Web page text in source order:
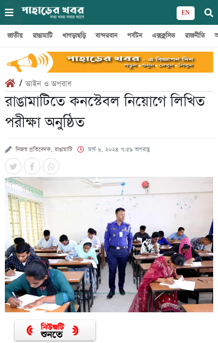
EN
জাতীয় রাঙামাটি খাগড়াছড়ি বান্দরবান পর্যটন এক্সক্লুসিভ রাজনীতি
/আইন ও অপরাধ
রাঙামাটিতে কনস্টেবল নিয়োগে লিখিত
পরীক্ষা অনুষ্ঠিত
নিজস্ব প্রতিবেদক, রাঙামাটি মার্চ ৬, ২০২৪ ৭:৫৯ অপরাহ্ণ